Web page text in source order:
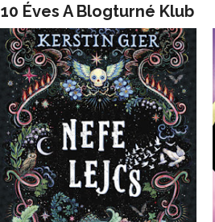
10 Éves A Blogturné Klub